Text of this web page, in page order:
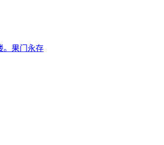
。果门永存